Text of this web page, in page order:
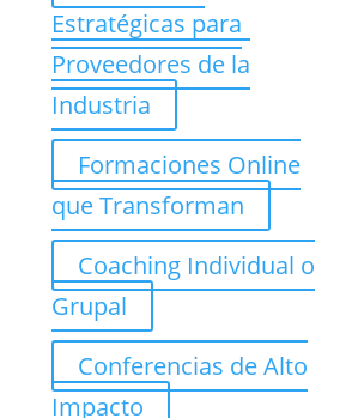
Estratégicas para
Proveedores de la
Industria
Formaciones Online
que Transforman
Coaching Individual o
Grupal
Conferencias de Alto
Impacto